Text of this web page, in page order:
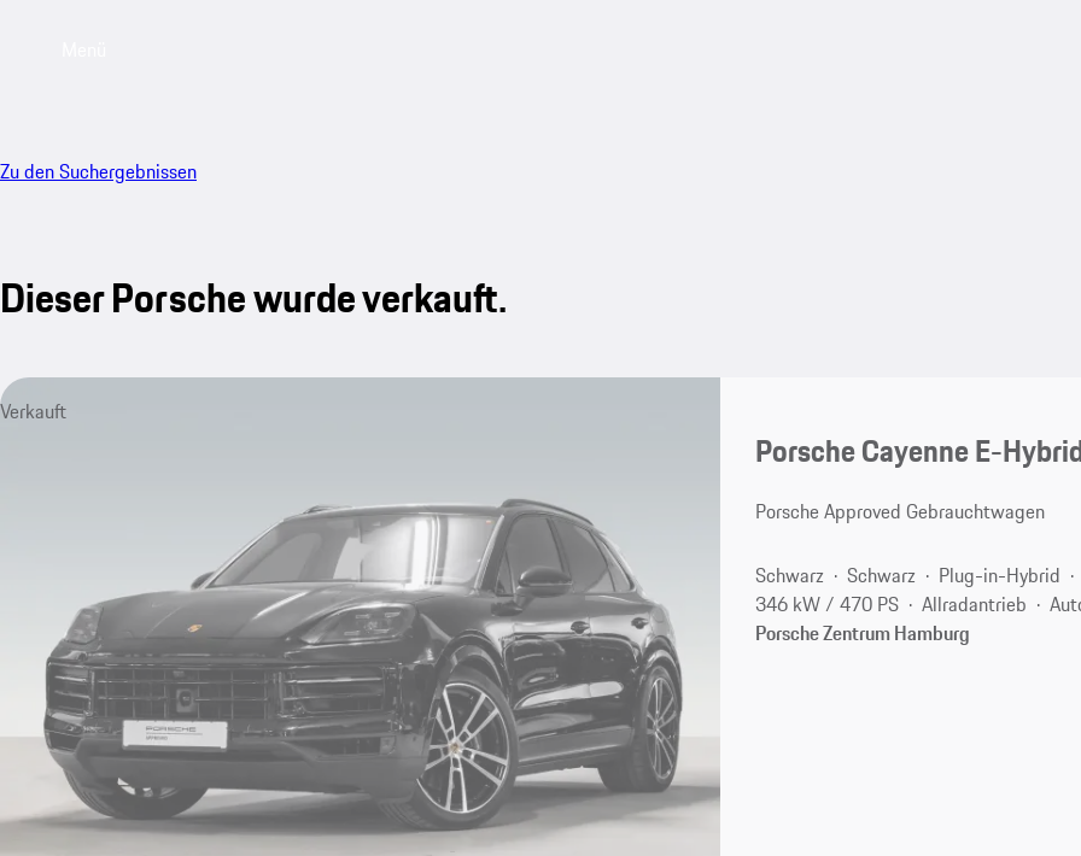
Zu den Suchergebnissen
Dieser Porsche wurde verkauft.
Verkauft
Porsche Cayenne E-
Porsche Approved Gebrauchtwagen
Schwarz Schwarz Plug-in-Hybrid
346 kW / 470 PS
Allradantrieb
Porsche Zentrum Hamburg